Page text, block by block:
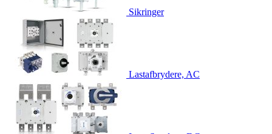
Sikringer
Lastafbrydere, AC